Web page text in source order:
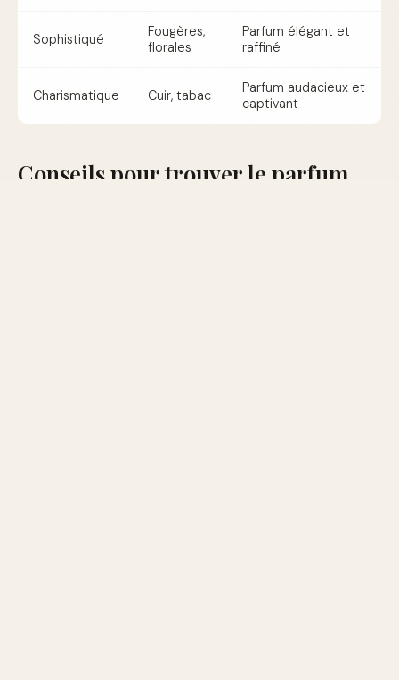
Sophistiqué
Fougères,
florales
Parfum élégant et
raffiné
Charismatique Cuir, tabac
Parfum audacieux et
captivant
Conseils pour trouver le parfum